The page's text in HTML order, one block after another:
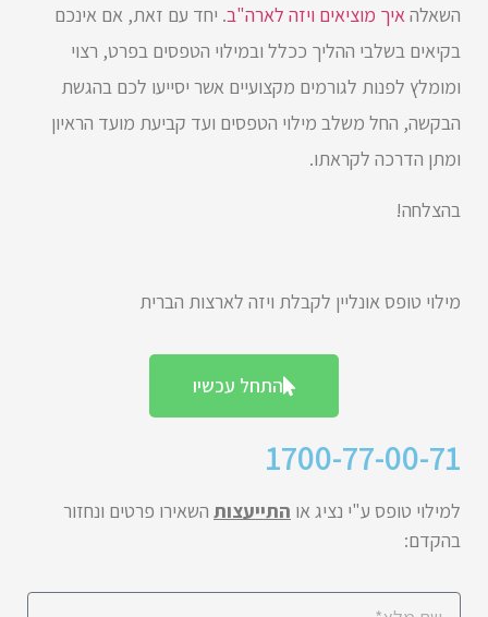
השאלה איך מוציאים ויזה לארה"ב. יחד עם זאת, אם אינכם
בקיאים בשלבי ההליך ככלל ובמילוי הטפסים בפרט, רצוי
ומומלץ לפנות לגורמים מקצועיים אשר יסייעו לכם בהגשת
הבקשה, החל משלב מילוי הטפסים ועד קביעת מועד הראיון
ומתן הדרכה לקראתו.
בהצלחה!
מילוי טופס אונליין לקבלת ויזה לארצות הברית
התחל עכשיו
1700-77-00-71
למילוי טופס ע"י נציג או התייעצות השאירו פרטים ונחזור
בהקדם: